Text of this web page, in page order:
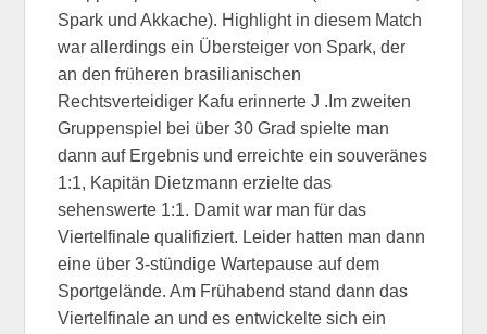
Spark und Akkache). Highlight in diesem Match
war allerdings ein Übersteiger von Spark, der
an den früheren brasilianischen
Rechtsverteidiger Kafu erinnerte J .Im zweiten
Gruppenspiel bei über 30 Grad spielte man
dann auf Ergebnis und erreichte ein souveränes
1:1, Kapitän Dietzmann erzielte das
sehenswerte 1:1. Damit war man für das
Viertelfinale qualifiziert. Leider hatten man dann
eine über 3-stündige Wartepause auf dem
Sportgelände. Am Frühabend stand dann das
Viertelfinale an und es entwickelte sich ein